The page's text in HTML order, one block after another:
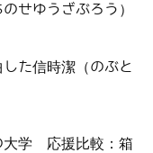
せゆうざぶろう）
た信時潔（のぶと
大学 応援比較：箱